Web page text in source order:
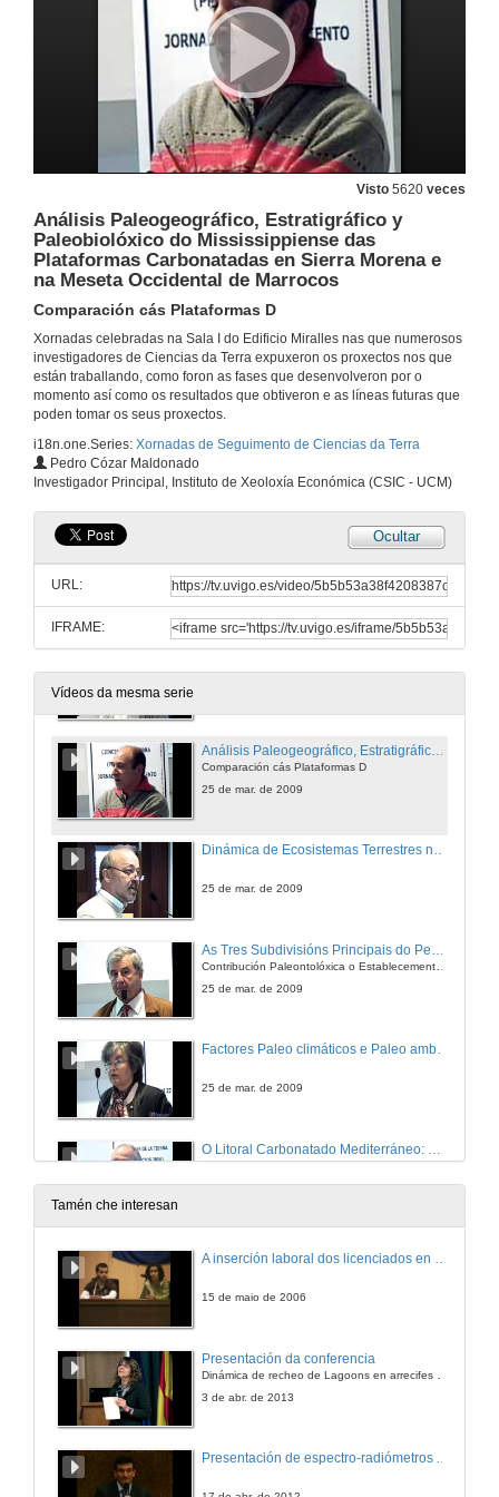
Visto 5620 veces
Análisis Paleogeográfico, Estratigráfico y
Paleobiolóxico do Mississippiense das
Plataformas Carbonatadas en Sierra Morena e
na Meseta Occidental de Marrocos
Comparación cás Plataformas D
Xornadas celebradas na Sala I do Edificio Miralles nas que numerosos
investigadores de Ciencias da Terra expuxeron os proxectos nos que
están traballando, como foron as fases que desenvolveron por o
momento así como os resultados que obtiveron e as líneas futuras que
poden tomar os seus proxectos.
i18n.one.Series: Xornadas de Seguimento de Ciencias da Terra
Pedro Cózar Maldonado
Investigador Principal, Instituto de Xeoloxía Económica (CSIC - UCM)
Ocultar
URL:
IFRAME:
Vídeos da mesma serie
24 de mar. de 2009
24 de mar. de 2009
Topo-Iberia Foreland Modelación Análoga
24 de mar. de 2009
24 de mar. de 2009
Sedimentación Durante a Etapa de Máxima Expansión de Rifting Triasico no Marco Occidental de Tethys
25 de mar. de 2009
Patrones Estratigráficos e Paleo ambientais ( Biotópicos) do Cambio na Proporción Calcita/Aragonito nos Rudistas (Bivalvos)
Comparación cás Plataformas D
25 de mar. de 2009
Dinámica de Ecosistemas Terrestres no Plio-Pleistoceno das Cuncas do Levante Español
25 de mar. de 2009
Contribución Paleontolóxica o Establecemento dunha Escala Global do Carbonífero
25 de mar. de 2009
Factores Paleo climáticos e Paleo ambientais en Periodos Críticos do Tránsito Cretacico-Terciario
25 de mar. de 2009
25 de mar. de 2009
Tamén che interesan
A inserción laboral dos licenciados en Ciencias do Mar: a carreira investigadora
15 de maio de 2006
Presentación da conferencia
Dinámica de recheo de Lagoons en arrecifes de coral
3 de abr. de 2013
Presentación de espectro-radiómetros ASD